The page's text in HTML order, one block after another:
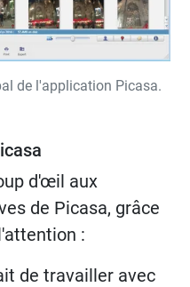
de l'application Picasa.
d'œil aux
de Picasa, grâce
:
de travailler avec